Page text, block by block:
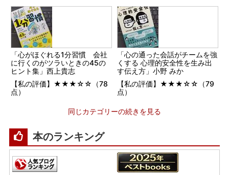
「心がほぐれる1分習慣 会社
に行くのがツラいときの45の
ヒント集」西上貴志
【私の評価】★★★☆☆（78
点）
「心の通った会話がチームを強
くする 心理的安全性を生み出
す伝え方」小野 みか
【私の評価】★★★☆☆（79
点）
同じカテゴリーの続きを見る
本のランキング